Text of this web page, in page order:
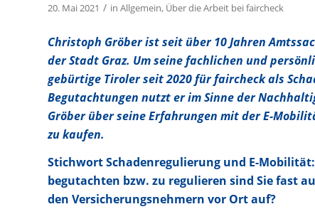
20. Mai 2021 / in Allgemein, Über die Arbeit bei faircheck
Christoph Gröber ist seit über 10 Jahren
der Stadt Graz. Um seine fachlichen und
gebürtige Tiroler seit 2020 für faircheck als
Begutachtungen nutzt er im Sinne der
Gröber über seine Erfahrungen mit der E-
zu kaufen.
Stichwort Schadenregulierung und E-
begutachten bzw. zu regulieren sind Sie fast
den Versicherungsnehmern vor Ort auf?